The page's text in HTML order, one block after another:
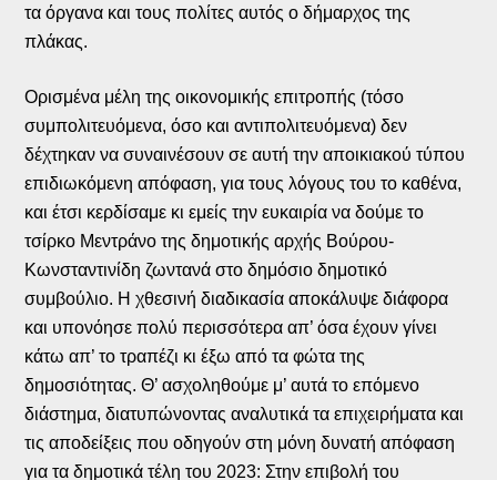
τα όργανα και τους πολίτες αυτός ο δήμαρχος της
πλάκας.
Ορισμένα μέλη της οικονομικής επιτροπής (τόσο
συμπολιτευόμενα, όσο και αντιπολιτευόμενα) δεν
δέχτηκαν να συναινέσουν σε αυτή την αποικιακού τύπου
επιδιωκόμενη απόφαση, για τους λόγους του το καθένα,
και έτσι κερδίσαμε κι εμείς την ευκαιρία να δούμε το
τσίρκο Μεντράνο της δημοτικής αρχής Βούρου-
Κωνσταντινίδη ζωντανά στο δημόσιο δημοτικό
συμβούλιο. Η χθεσινή διαδικασία αποκάλυψε διάφορα
και υπονόησε πολύ περισσότερα απ’ όσα έχουν γίνει
κάτω απ’ το τραπέζι κι έξω από τα φώτα της
δημοσιότητας. Θ’ ασχοληθούμε μ’ αυτά το επόμενο
διάστημα, διατυπώνοντας αναλυτικά τα επιχειρήματα και
τις αποδείξεις που οδηγούν στη μόνη δυνατή απόφαση
για τα δημοτικά τέλη του 2023: Στην επιβολή του